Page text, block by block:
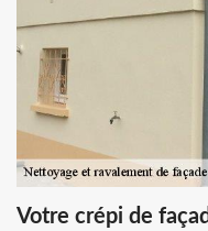
Votre crépi de